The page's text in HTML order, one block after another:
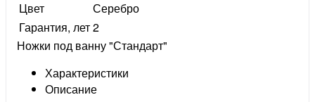
Цвет
Серебро
Гарантия, лет2
Ножки под ванну "Стандарт"
Характеристики
Описание